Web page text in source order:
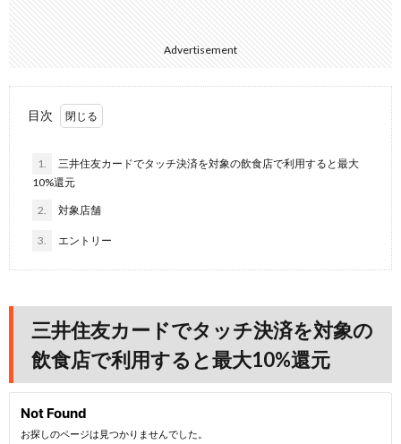
Advertisement
目次
1.
三井住友カードでタッチ決済を対象の飲食店で利用すると最大
10%還元
2. 対象店舗
3. エントリー
三井住友カードでタッチ決済を対象の
飲食店で利用すると最大10%還元